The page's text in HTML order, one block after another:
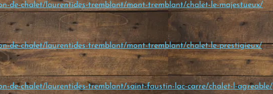
de-chalet/laurentides-tremblant/mont-tremblant/chalet-le-majestueux/
de-chalet/laurentides-tremblant/mont-tremblant/chalet-le-prestigieux/
de-chalet/laurentides-tremblant/saint-faustin-lac-carre/chalet-l-agreable/